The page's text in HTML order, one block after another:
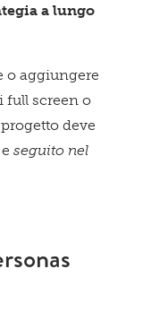
a lungo
o aggiungere
full screen o
deve
e seguito nel